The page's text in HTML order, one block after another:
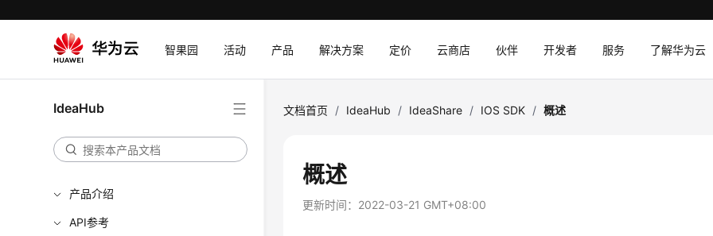
智果园 活动 产品 解决方案 定价 云商店 伙伴 开发者 服务 了解华为云
IdeaHub
产品介绍
API参考
文档首页 / IdeaHub / IdeaShare / IOS SDK / 概述
概述
更新时间： 2022-03-21 GMT+08:00